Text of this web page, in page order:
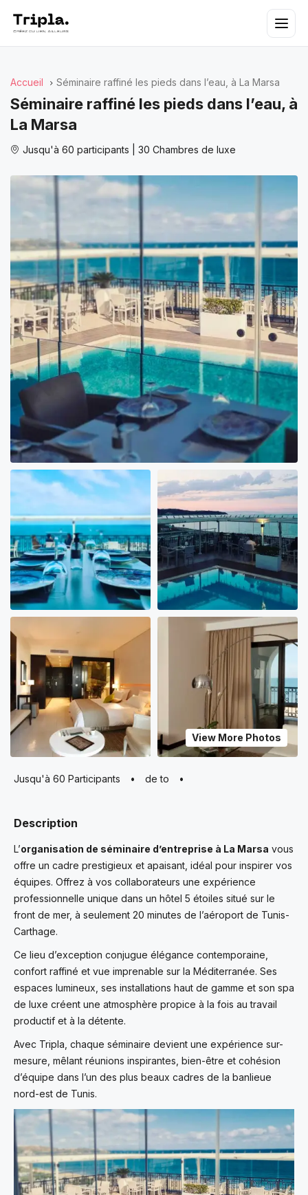
Accueil Séminaire raffiné les pieds dans l’eau, à La Marsa
Séminaire raffiné les pieds dans l’eau, à
La Marsa
Jusqu'à 60 participants | 30 Chambres de luxe
View More Photos
Jusqu'à 60 Participants • de to •
Description
L’organisation de séminaire d’entreprise à La Marsa vous
offre un cadre prestigieux et apaisant, idéal pour inspirer vos
équipes. Offrez à vos collaborateurs une expérience
professionnelle unique dans un hôtel 5 étoiles situé sur le
front de mer, à seulement 20 minutes de l’aéroport de Tunis-
Carthage.
Ce lieu d’exception conjugue élégance contemporaine,
confort raffiné et vue imprenable sur la Méditerranée. Ses
espaces lumineux, ses installations haut de gamme et son spa
de luxe créent une atmosphère propice à la fois au travail
productif et à la détente.
Avec Tripla, chaque séminaire devient une expérience sur-
mesure, mêlant réunions inspirantes, bien-être et cohésion
d’équipe dans l’un des plus beaux cadres de la banlieue
nord-est de Tunis.